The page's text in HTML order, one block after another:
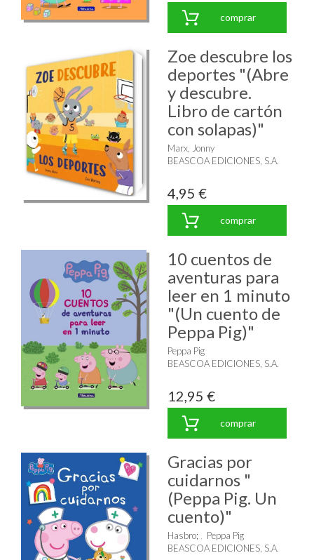
comprar
Zoe descubre los
deportes "(Abre
y descubre.
Libro de cartón
con solapas)"
Marx, Jonny
BEASCOA EDICIONES, S.A.
4,95 €
comprar
10 cuentos de
aventuras para
leer en 1 minuto
"(Un cuento de
Peppa Pig)"
Peppa Pig
BEASCOA EDICIONES, S.A.
12,95 €
comprar
Gracias por
cuidarnos "
(Peppa Pig. Un
cuento)"
Hasbro;
Peppa Pig
BEASCOA EDICIONES, S.A.